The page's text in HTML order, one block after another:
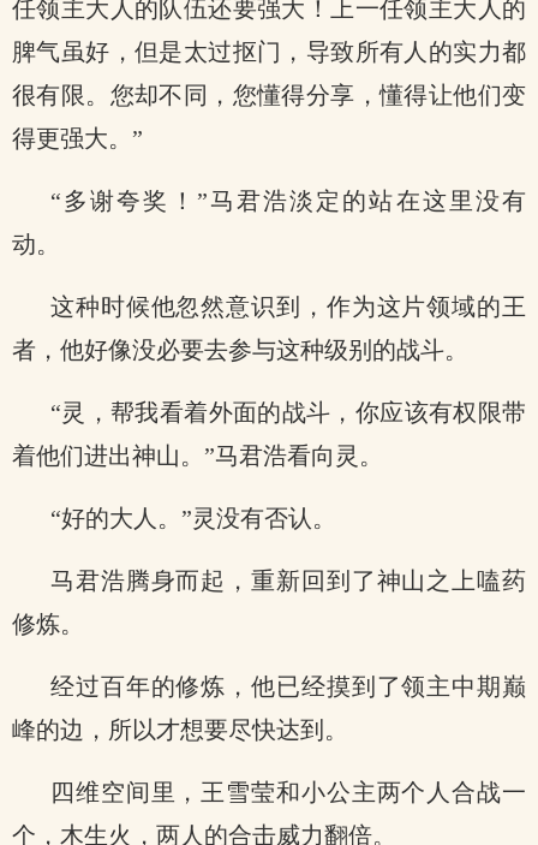
任领主大人的队伍还要强大！上一任领主大人的
脾气虽好，但是太过抠门，导致所有人的实力都
很有限。您却不同，您懂得分享，懂得让他们变
得更强大。”
“多谢夸奖！”马君浩淡定的站在这里没有
动。
这种时候他忽然意识到，作为这片领域的王
者，他好像没必要去参与这种级别的战斗。
“灵，帮我看着外面的战斗，你应该有权限带
着他们进出神山。”马君浩看向灵。
“好的大人。”灵没有否认。
马君浩腾身而起，重新回到了神山之上嗑药
修炼。
经过百年的修炼，他已经摸到了领主中期巅
峰的边，所以才想要尽快达到。
四维空间里，王雪莹和小公主两个人合战一
个，木生火，两人的合击威力翻倍。